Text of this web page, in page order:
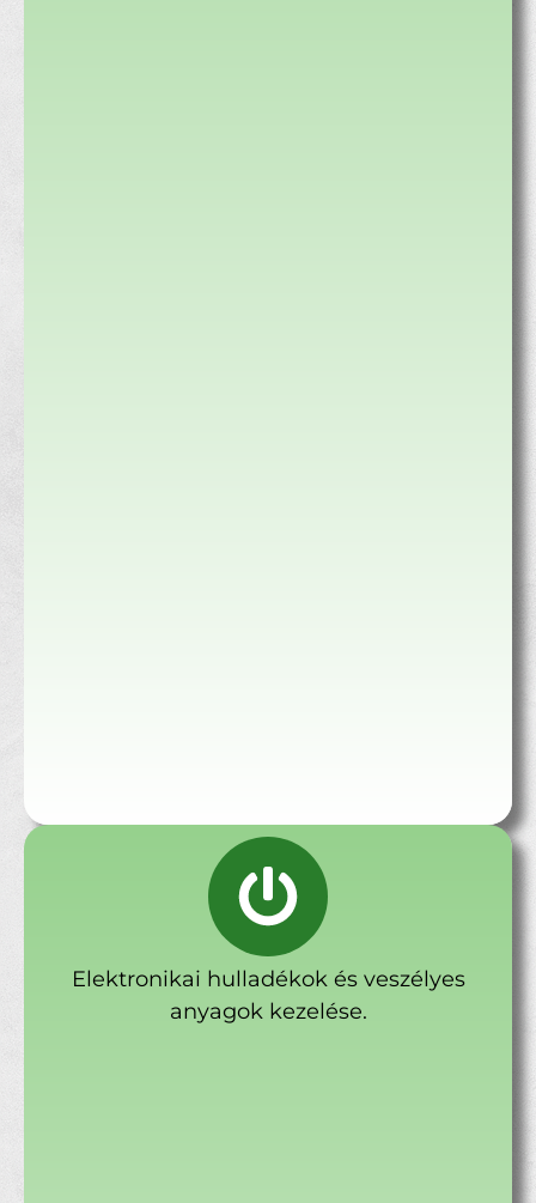
Elektronikai hulladékok és veszélyes
anyagok kezelése.